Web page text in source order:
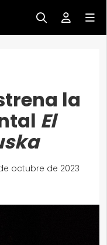
la
El
octubre de 2023